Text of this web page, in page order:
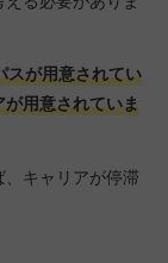
スが用意されてい
用意されていま
キャリアが停滞